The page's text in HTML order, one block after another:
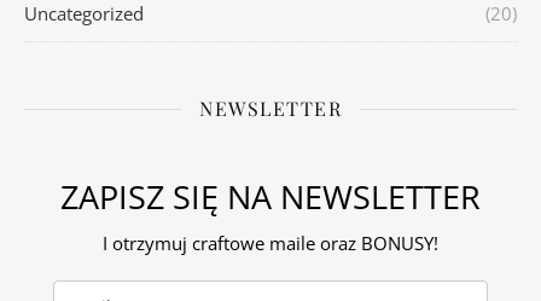
Uncategorized (20)
NEWSLETTER
ZAPISZ SIĘ NA NEWSLETTER
I otrzymuj craftowe maile oraz BONUSY!